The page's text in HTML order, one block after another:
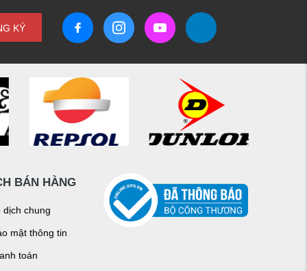
KÝ
BÁN HÀNG
chung
mật thông tin
toán